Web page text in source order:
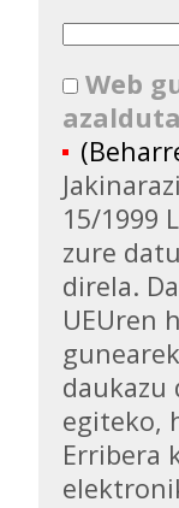
Web
15/1999
zure
direla.
UEUren
daukazu
egiteko,
Erribera